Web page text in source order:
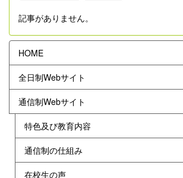
記事がありません。
HOME
全日制Webサイト
通信制Webサイト
特色及び教育内容
通信制の仕組み
在校生の声